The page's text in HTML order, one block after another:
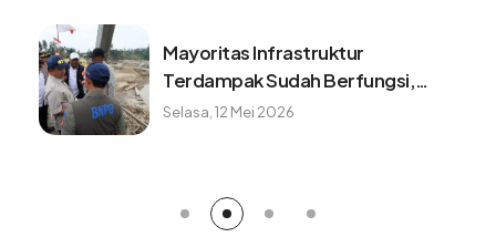
Mayoritas Infrastruktur
Terdampak Sudah Berfungsi,
Konektivitas dan Logistik
Selasa, 12 Mei 2026